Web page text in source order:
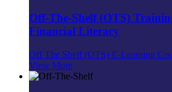
Off-The-Shelf (OTS)
Financial Literacy
Off The Shelf (OTS) E-Learning
View More